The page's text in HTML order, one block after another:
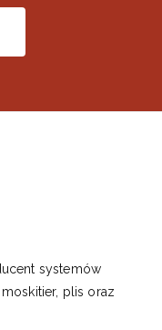
systemów
plis oraz